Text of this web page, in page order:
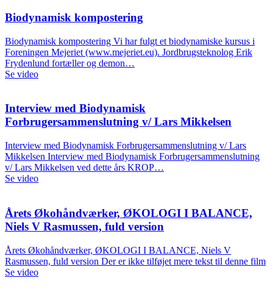
Biodynamisk kompostering
Biodynamisk kompostering Vi har fulgt et biodynamiske kursus i
Foreningen Mejeriet (www.mejeriet.eu). Jordbrugsteknolog Erik
Frydenlund fortæller og demon…
Se video
Interview med Biodynamisk
Forbrugersammenslutning v/ Lars Mikkelsen
Interview med Biodynamisk Forbrugersammenslutning v/ Lars
Mikkelsen Interview med Biodynamisk Forbrugersammenslutning
v/ Lars Mikkelsen ved dette års KROP…
Se video
Årets Økohåndværker, ØKOLOGI I BALANCE,
Niels V Rasmussen, fuld version
Årets Økohåndværker, ØKOLOGI I BALANCE, Niels V
Rasmussen, fuld version Der er ikke tilføjet mere tekst til denne film
Se video